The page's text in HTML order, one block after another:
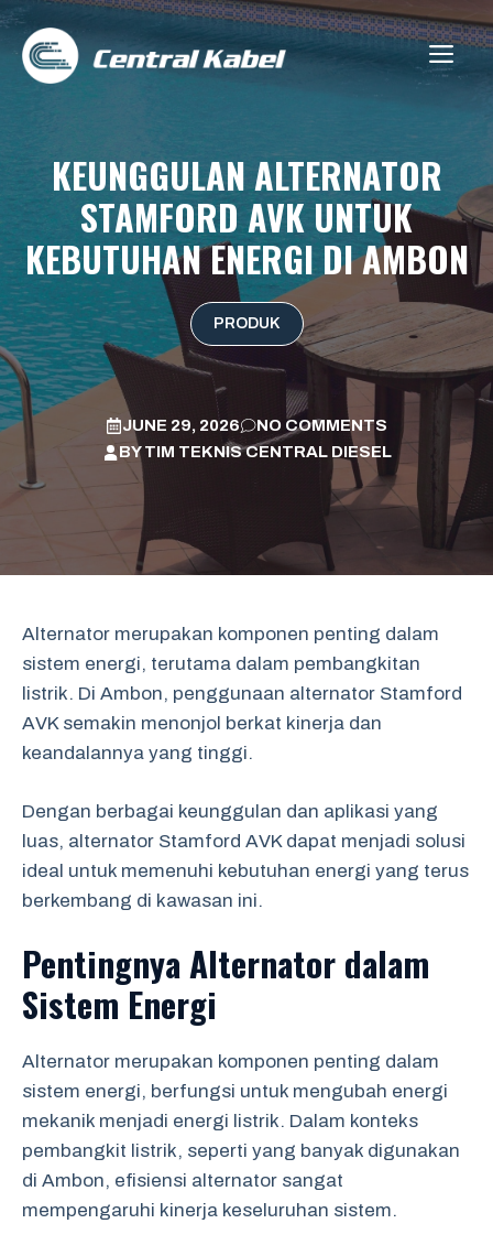
Skip
content
KEUNGGULAN ALTERNATOR
STAMFORD AVK UNTUK
KEBUTUHAN ENERGI DI AMBON
PRODUK
JUNE 29, 2026
NO COMMENTS
BYTIM TEKNIS CENTRAL DIESEL
Alternator merupakan komponen penting dalam
sistem energi, terutama dalam pembangkitan
listrik. Di Ambon, penggunaan alternator Stamford
AVK semakin menonjol berkat kinerja dan
keandalannya yang tinggi.
Dengan berbagai keunggulan dan aplikasi yang
luas, alternator Stamford AVK dapat menjadi solusi
ideal untuk memenuhi kebutuhan energi yang terus
berkembang di kawasan ini.
Pentingnya Alternator dalam
Sistem Energi
Alternator merupakan komponen penting dalam
sistem energi, berfungsi untuk mengubah energi
mekanik menjadi energi listrik. Dalam konteks
pembangkit listrik, seperti yang banyak digunakan
di Ambon, efisiensi alternator sangat
mempengaruhi kinerja keseluruhan sistem.